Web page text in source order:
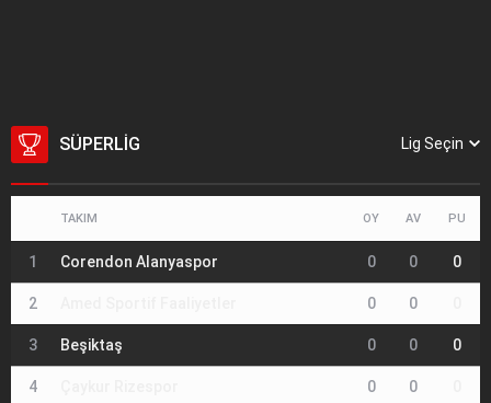
SÜPERLIG Lig Seçin
TAKIM OY AV PU
1 Corendon Alanyaspor 0 0 0
2 0 0
3 Beşiktaş 0 0 0
4 0 0